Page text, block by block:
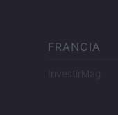
FRANCIA
InvestirMag